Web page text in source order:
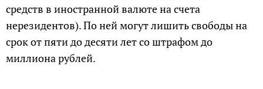
средств в иностранной валюте на счета
нерезидентов). По ней могут лишить свободы на
срок от пяти до десяти лет со штрафом до
миллиона рублей.